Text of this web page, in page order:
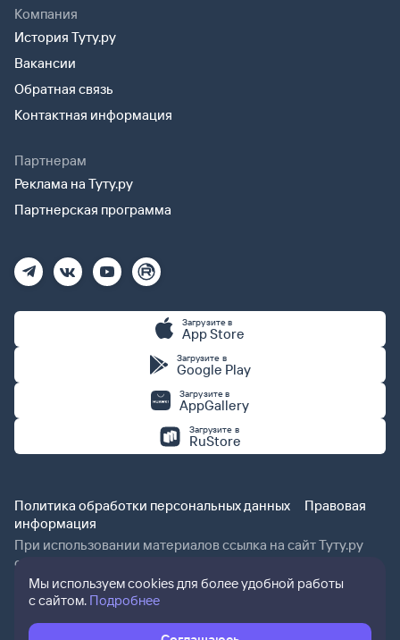
Компания
История Туту.ру
Вакансии
Обратная связь
Контактная информация
Партнерам
Реклама на Туту.ру
Партнерская программа
Загрузите в
App Store
Загрузите в
Google Play
Загрузите в
AppGallery
Загрузите в
RuStore
Политика обработки персональных данных
Правовая
информация
При использовании материалов ссылка на сайт Туту.ру
обязательна.
Мы используем cookies для более удобной работы
с сайтом. Подробнее